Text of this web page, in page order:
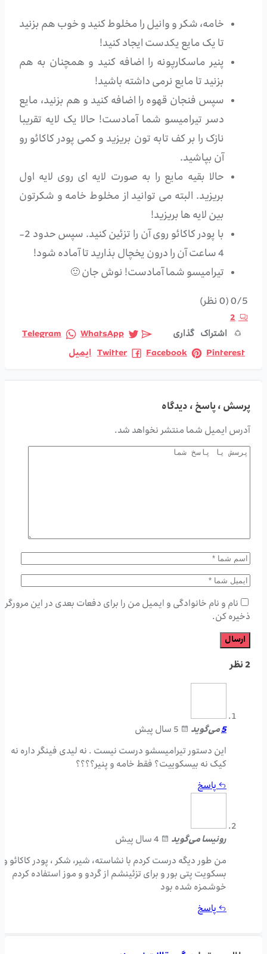
خامه، شکر و وانیل را مخلوط کنید و خوب هم بزنید
تا یک مایع یکدست ایجاد کنید!
پنیر ماسکارپونه را اضافه کنید و همچنان به هم
بزنید تا مایع نرمی داشته باشید!
سپس فنجان قهوه را اضافه کنید و هم بزنید، مایع
دسر تیرامیسو شما آمادست! حالا یک لایه تقریبا
نازک را بر کف تابه تون بریزید و کمی پودر کاکائو رو
آن بپاشید.
حالا بقیه مایع را به صورت لایه ای روی لایه اول
بریزید. البته می توانید از مخلوط خامه و شکرتون
بین لایه ها بریزید!
با پودر کاکائو روی آن را تزئین کنید. سپس حدود 2-
4 ساعت آن را درون یخچال بذارید تا آماده شود!
تیرامیسو شما آمادست! نوش جان 🙂
0/5(0 نظر)
2
اشتراک گذاری
Telegram
WhatsApp
Twitter
Facebook Pinterest ایمیل
پرسش ، پاسخ ، دیدگاه
آدرس ایمیل شما منتشر نخواهد شد.
نام و نام خانوادگی و ایمیل من را برای دفعات بعدی در این مرورگر
ذخیره کن.
2 نظر
5می‌گوید
این دستور تیرامیسشو درست نیست . نه لیدی فینگر داره نه
کیک نه بیسکوییت؟ فقط خامه و پنیر؟؟؟؟
پاسخ
رونیسامی‌گوید
من طور دیگه درست کردم با نشاسته، شیر، شکر ، پودر کاکائو و
بسکویت پتی بور و برای تزئینشم از گردو و موز استفاده کردم
خوشمزه شده بود
پاسخ